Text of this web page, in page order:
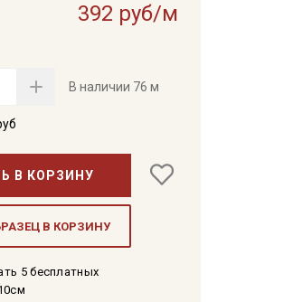
392 руб/м
В наличии 76 м
В КОРЗИНУ
В КОРЗИНУ
5 бесплатных